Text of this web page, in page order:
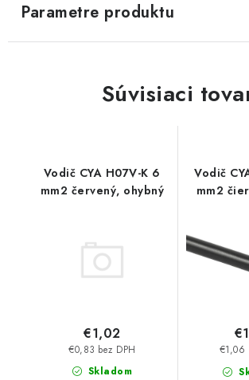
Parametre produktu
Súvisiaci
Vodič CYA H07V-K 6
mm2 červený, ohybný
Skladom
€0,83 bez DPH
€1,02
Vodič
mm2
€1,06